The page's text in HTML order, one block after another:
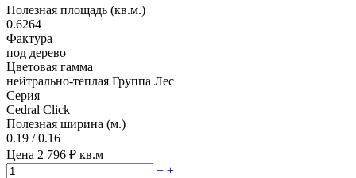
Полезная площадь (кв.м.)
0.6264
Фактура
под дерево
Цветовая гамма
нейтрально-теплая Группа Лес
Серия
Cedral Click
Полезная ширина (м.)
0.19 / 0.16
Цена 2 796 ₽ кв.м
− +